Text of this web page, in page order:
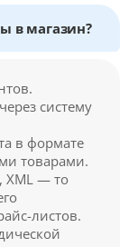
в магазин?
систему
в формате
товарами.
XML — то
листов.